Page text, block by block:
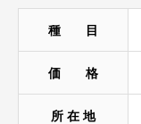
種 目
価 格
所 在 地